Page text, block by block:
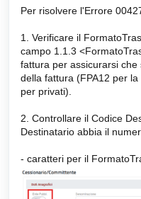
Per risolvere l'Errore
1. Verificare il
campo 1.1.3
fattura per assicurarsi
della fattura (FPA12 per
per privati).
2. Controllare il Codice
Destinatario abbia il
- caratteri per il